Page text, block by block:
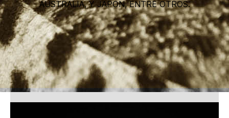
AUSTRALIA, Y JAPON, ENTRE OTROS.